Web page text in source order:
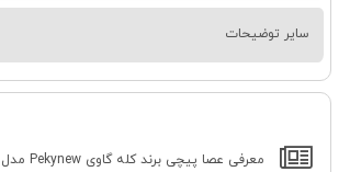
سایر توضیحات
معرفی عصا پیچی برند کله گاوی Pekynew مدل KR622